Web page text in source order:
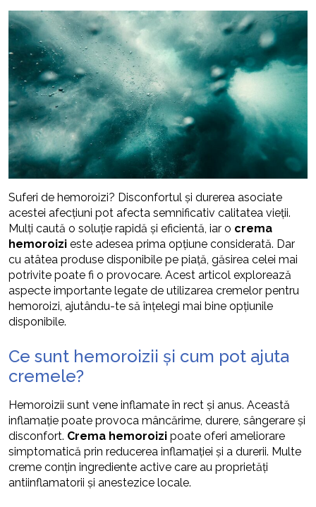
Suferi de hemoroizi? Disconfortul și durerea asociate
acestei afecțiuni pot afecta semnificativ calitatea vieții.
Mulți caută o soluție rapidă și eficientă, iar o crema
hemoroizi este adesea prima opțiune considerată. Dar
cu atâtea produse disponibile pe piață, găsirea celei mai
potrivite poate fi o provocare. Acest articol explorează
aspecte importante legate de utilizarea cremelor pentru
hemoroizi, ajutându-te să înțelegi mai bine opțiunile
disponibile.
Ce sunt hemoroizii și cum pot ajuta
cremele?
Hemoroizii sunt vene inflamate în rect și anus. Această
inflamație poate provoca mâncărime, durere, sângerare și
disconfort. Crema hemoroizi poate oferi ameliorare
simptomatică prin reducerea inflamației și a durerii. Multe
creme conțin ingrediente active care au proprietăți
antiinflamatorii și anestezice locale.